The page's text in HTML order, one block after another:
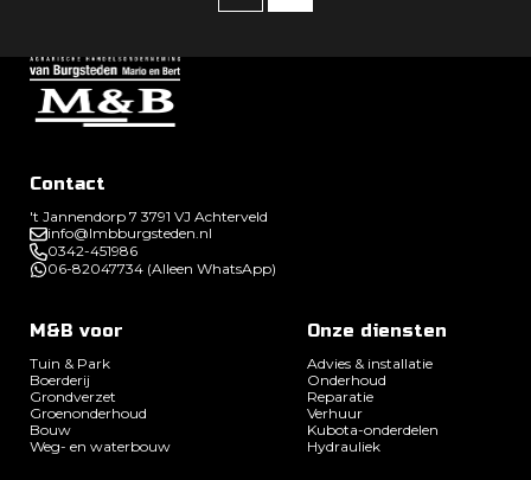
TERUG NAAR DE STARTPAGINA
Contact
't Jannendorp 7 3791 VJ Achterveld
info@lmbburgsteden.nl
0342-451986
06-82047734 (Alleen WhatsApp)
M&B voor
Tuin & Park
Boerderij
Grondverzet
Groenonderhoud
Bouw
Weg- en waterbouw
Onze diensten
Advies & installatie
Onderhoud
Reparatie
Verhuur
Kubota-onderdelen
Hydrauliek